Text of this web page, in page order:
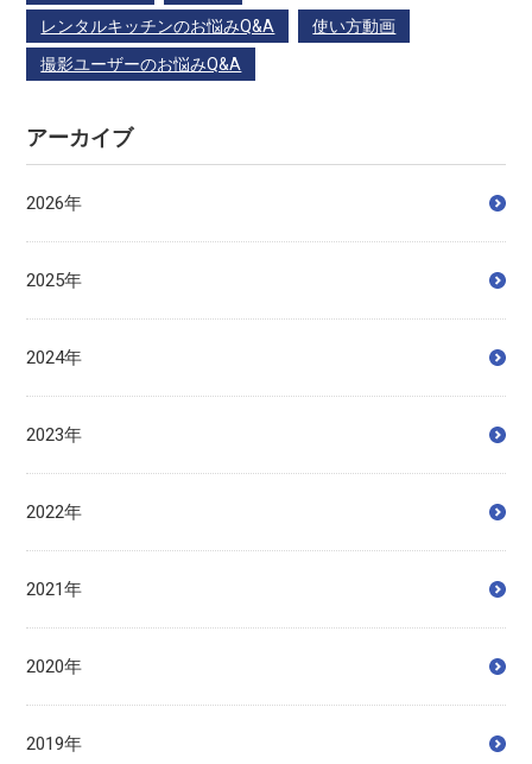
レンタルキッチンのお悩みQ&A
使い方動画
撮影ユーザーのお悩みQ&A
アーカイブ
2026年
2025年
2024年
2023年
2022年
2021年
2020年
2019年